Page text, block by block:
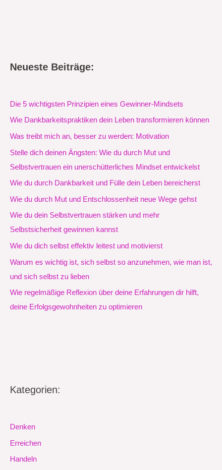
Neueste Beiträge:
Die 5 wichtigsten Prinzipien eines Gewinner-Mindsets
Wie Dankbarkeitspraktiken dein Leben transformieren können
Was treibt mich an, besser zu werden: Motivation
Stelle dich deinen Ängsten: Wie du durch Mut und
Selbstvertrauen ein unerschütterliches Mindset entwickelst
Wie du durch Dankbarkeit und Fülle dein Leben bereicherst
Wie du durch Mut und Entschlossenheit neue Wege gehst
Wie du dein Selbstvertrauen stärken und mehr
Selbstsicherheit gewinnen kannst
Wie du dich selbst effektiv leitest und motivierst
Warum es wichtig ist, sich selbst so anzunehmen, wie man ist,
und sich selbst zu lieben
Wie regelmäßige Reflexion über deine Erfahrungen dir hilft,
deine Erfolgsgewohnheiten zu optimieren
Kategorien:
Denken
Erreichen
Handeln